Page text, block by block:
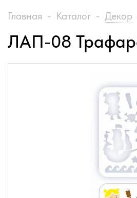
Главная - Каталог - Декор
ЛАП-08